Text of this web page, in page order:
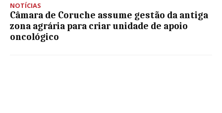
NOTÍCIAS
Câmara de Coruche assume gestão da antiga
zona agrária para criar unidade de apoio
oncológico